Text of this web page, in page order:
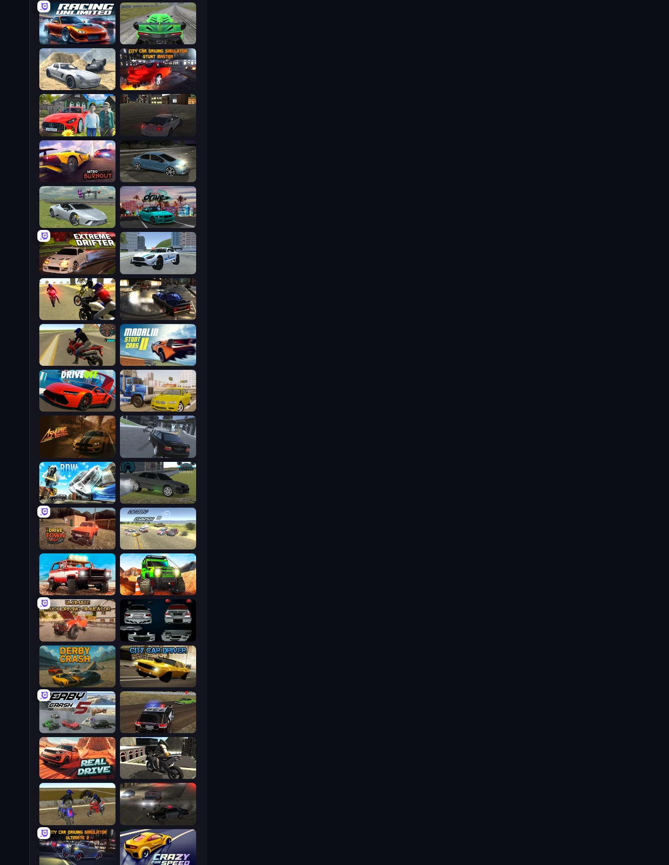
Speed Racing Pro 2
Racing Unlimited
City Car Driving Simulator: Stunt
Derby Crash 2
Speedboy: History with Grandfather
Drift Club
Nitro Burnout
RealDrive
Sports Cars Driver
Crazy Stunt Cars 2
Extreme Drifter
City Classic Car Driving: 131
3D Moto Simulator 2
Madalin Stunt Cars 2
Moto Rider 3D
Crazy Car Stunts
DriveOff
Transporter Hot Pursuit
Drift Runner 3D
Real Drift World
Derby Crash 3
DriveTown
Offroad Life 3D
Offroad Masters Challenge
Decorate My BMW M5
Ultimate Truck Driving Simulator 2020
City Car Driver
Derby Crash
POLICE Chase Simulator
Derby Crash 5
Stunt Mania 3D
Real Drive 3D Parking Games
Crazy Moto Stunts